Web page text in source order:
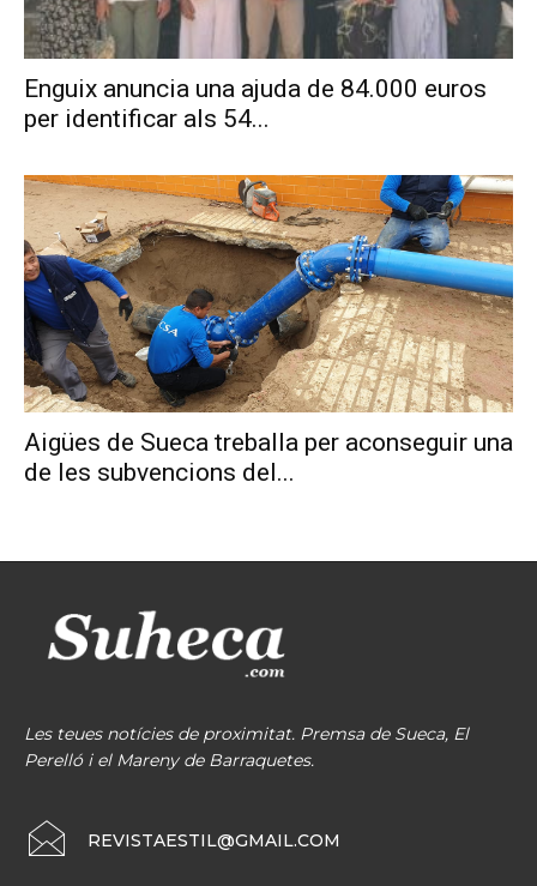
Enguix anuncia una ajuda de 84.000 euros
per identificar als 54...
Aigües de Sueca treballa per aconseguir una
de les subvencions del...
Les teues notícies de proximitat. Premsa de Sueca, El
Perelló i el Mareny de Barraquetes.
REVISTAESTIL@GMAIL.COM